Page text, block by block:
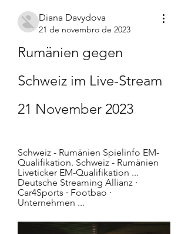
Diana Davydova
21 de novembro de 2023
Rumänien gegen
Schweiz im Live-Stream
21 November 2023
Schweiz - Rumänien Spielinfo EM-
Qualifikation. Schweiz - Rumänien
Liveticker EM-Qualifikation ...
Deutsche Streaming Allianz ·
Car4Sports · Footbao ·
Unternehmen ...